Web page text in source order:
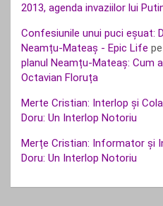
2013, agenda invaziilor lui
Confesiunile unui puci eșuat:
Neamțu-Mateaș - Epic Life pe
planul Neamțu-Mateaș: Cum
Octavian Floruța
Merte Cristian: Interlop și
Doru: Un Interlop Notoriu
Merțe Cristian: Informator și
Doru: Un Interlop Notoriu